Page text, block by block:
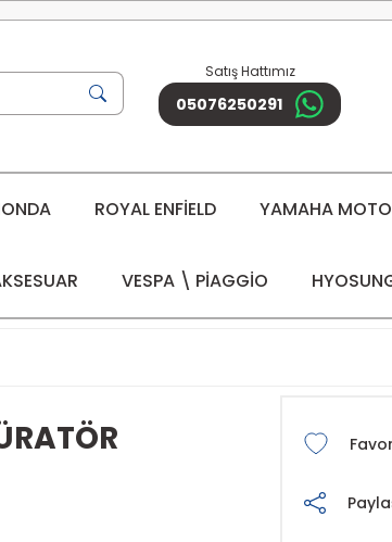
Satış Hattımız
05076250291
ROYAL ENFİELD YAMAHA
VESPA \ PİAGGİO